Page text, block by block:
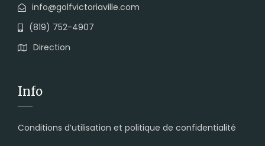
info@golfvictoriaville.com
(819) 752-4907
Direction
Info
Conditions d’utilisation et politique de confidentialité